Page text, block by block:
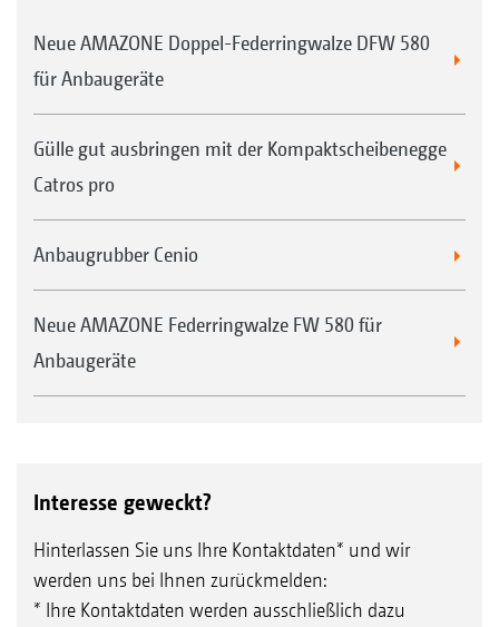
optimal dem Boden an
Neue AMAZONE Doppel-Federringwalze DFW 580
für Anbaugeräte
Gülle gut ausbringen mit der Kompaktscheibenegge
Catros pro
Anbaugrubber Cenio
Neue AMAZONE Federringwalze FW 580 für
Anbaugeräte
Interesse geweckt?
Hinterlassen Sie uns Ihre Kontaktdaten* und wir
werden uns bei Ihnen zurückmelden:
* Ihre Kontaktdaten werden ausschließlich dazu